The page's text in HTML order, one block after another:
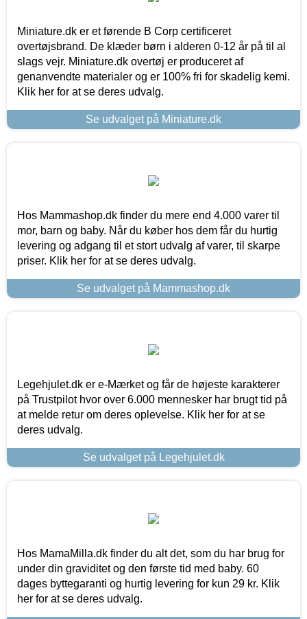
Miniature.dk er et førende B Corp certificeret
overtøjsbrand. De klæder børn i alderen 0-12 år på til al
slags vejr. Miniature.dk overtøj er produceret af
genanvendte materialer og er 100% fri for skadelig kemi.
Klik her for at se deres udvalg.
Se udvalget på Miniature.dk
Hos Mammashop.dk finder du mere end 4.000 varer til
mor, barn og baby. Når du køber hos dem får du hurtig
levering og adgang til et stort udvalg af varer, til skarpe
priser. Klik her for at se deres udvalg.
Se udvalget på Mammashop.dk
Legehjulet.dk er e-Mærket og får de højeste karakterer
på Trustpilot hvor over 6.000 mennesker har brugt tid på
at melde retur om deres oplevelse. Klik her for at se
deres udvalg.
Se udvalget på Legehjulet.dk
Hos MamaMilla.dk finder du alt det, som du har brug for
under din graviditet og den første tid med baby. 60
dages byttegaranti og hurtig levering for kun 29 kr. Klik
her for at se deres udvalg.